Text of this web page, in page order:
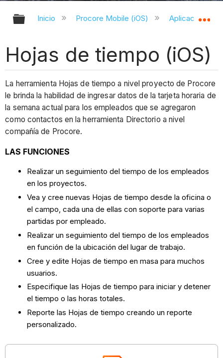
Expandir/contraer jerarquía global
Inicio Procore Mobile (iOS) Aplicación iOS
Hojas de tiempo (iOS)
La herramienta Hojas de tiempo a nivel proyecto de Procore
le brinda la habilidad de ingresar datos de la tarjeta horaria de
la semana actual para los empleados que se agregaron
como contactos en la herramienta Directorio a nivel
compañía de Procore.
LAS FUNCIONES
Realizar un seguimiento del tiempo de los empleados
en los proyectos.
Vea y cree nuevas Hojas de tiempo desde la oficina o
el campo, cada una de ellas con soporte para varias
partidas por empleado.
Realizar un seguimiento del tiempo de los empleados
en función de la ubicación del lugar de trabajo.
Cree y edite Hojas de tiempo en masa para muchos
usuarios.
Especifique las Hojas de tiempo para iniciar y detener
el tiempo o las horas totales.
Reporte las Hojas de tiempo creando un reporte
personalizado.